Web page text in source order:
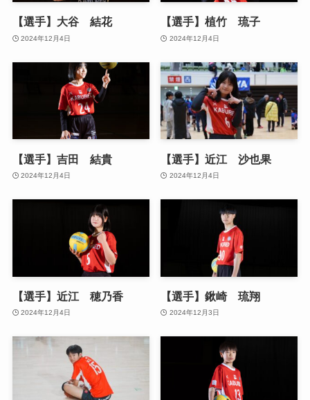
【選手】大谷 結花
2024年12月4日
【選手】植竹 琉子
2024年12月4日
【選手】吉田 結貴
2024年12月4日
【選手】近江 沙也果
2024年12月4日
【選手】近江 穂乃香
2024年12月4日
【選手】鍬崎 琉翔
2024年12月3日